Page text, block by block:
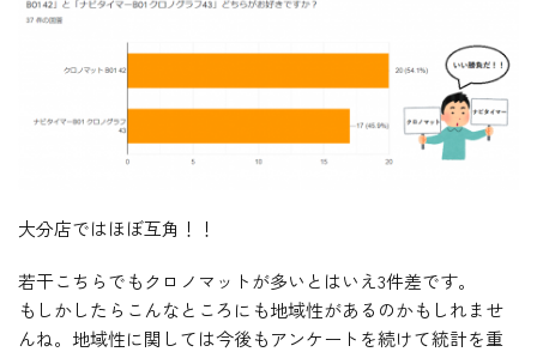
大分店ではほぼ互角！！
若干こちらでもクロノマットが多いとはいえ3件差です。
もしかしたらこんなところにも地域性があるのかもしれませ
んね。地域性に関しては今後もアンケートを続けて統計を重